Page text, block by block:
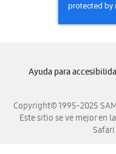
Copyright© 1995-2025
Este sitio se ve mejor en
Ayuda para